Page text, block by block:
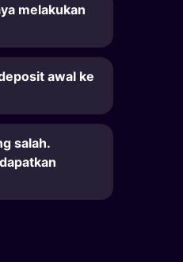
melakukan
awal ke
salah.